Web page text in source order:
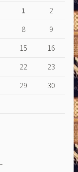
1
2
8
9
15
16
22
23
29
30